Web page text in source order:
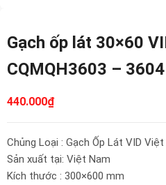
Gạch ốp lát 30×60
CQMQH3603 – 3604
440.000₫
Chủng Loại : Gạch Ốp Lát VID Việt
Sản xuất tại: Việt Nam
Kích thước : 300×600 mm